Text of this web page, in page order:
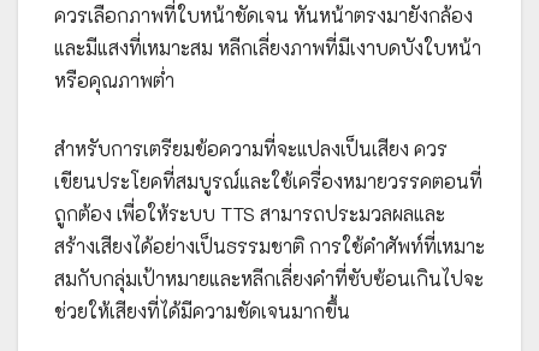
ควรเลือกภาพที่ใบหน้าชัดเจน หันหน้าตรงมายังกล้อง
และมีแสงที่เหมาะสม หลีกเลี่ยงภาพที่มีเงาบดบังใบหน้า
หรือคุณภาพต่ำ
สำหรับการเตรียมข้อความที่จะแปลงเป็นเสียง ควร
เขียนประโยคที่สมบูรณ์และใช้เครื่องหมายวรรคตอนที่
ถูกต้อง เพื่อให้ระบบ TTS สามารถประมวลผลและ
สร้างเสียงได้อย่างเป็นธรรมชาติ การใช้คำศัพท์ที่เหมาะ
สมกับกลุ่มเป้าหมายและหลีกเลี่ยงคำที่ซับซ้อนเกินไปจะ
ช่วยให้เสียงที่ได้มีความชัดเจนมากขึ้น